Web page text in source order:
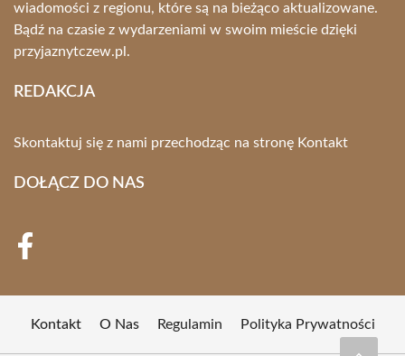
wiadomości z regionu, które są na bieżąco aktualizowane.
Bądź na czasie z wydarzeniami w swoim mieście dzięki
przyjaznytczew.pl.
REDAKCJA
Skontaktuj się z nami przechodząc na stronę Kontakt
DOŁĄCZ DO NAS
Kontakt O Nas Regulamin Polityka Prywatności